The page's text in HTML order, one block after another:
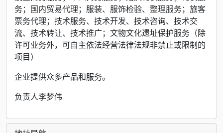
务；国内贸易代理；服装、服饰检验、整理服务；旅客
票务代理；技术服务、技术开发、技术咨询、技术交
流、技术转让、技术推广；文物文化遗址保护服务（除
许可业务外，可自主依法经营法律法规非禁止或限制的
项目）
企业提供众多产品和服务。
负责人李梦伟